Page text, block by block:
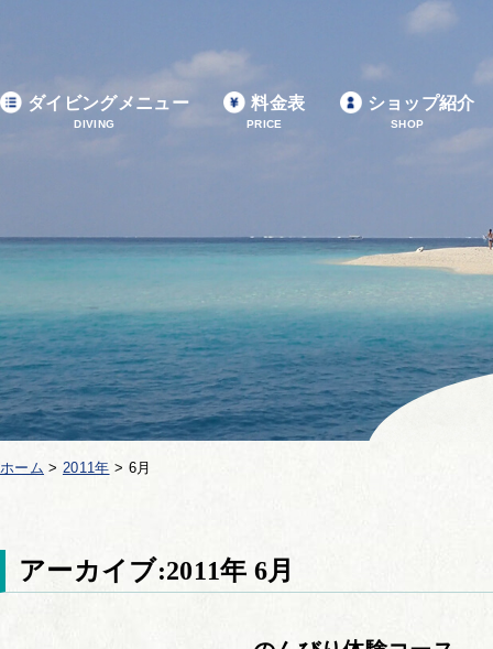
ダイビングメニュー
DIVING
料金表
PRICE
ショップ紹介
SHOP
ホーム > 2011年 > 6月
アーカイブ:2011年 6月